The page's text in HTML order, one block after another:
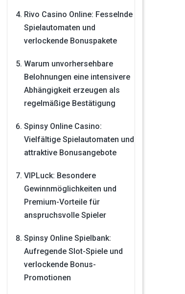
Rivo Casino Online: Fesselnde
Spielautomaten und
verlockende Bonuspakete
Warum unvorhersehbare
Belohnungen eine intensivere
Abhängigkeit erzeugen als
regelmäßige Bestätigung
Spinsy Online Casino:
Vielfältige Spielautomaten und
attraktive Bonusangebote
VIPLuck: Besondere
Gewinnmöglichkeiten und
Premium-Vorteile für
anspruchsvolle Spieler
Spinsy Online Spielbank:
Aufregende Slot-Spiele und
verlockende Bonus-
Promotionen